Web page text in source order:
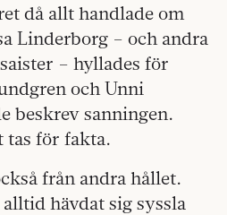
då allt handlade om
Linderborg – och andra
– hyllades för
och Unni
beskrev sanningen.
tas för fakta.
från andra hållet.
hävdat sig syssla